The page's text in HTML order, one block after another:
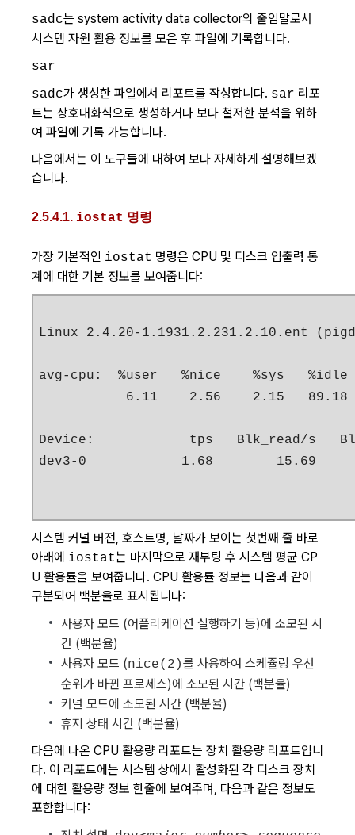
sadc는 system activity data collector의 줄임말로서
시스템 자원 활용 정보를 모은 후 파일에 기록합니다.
sar
sadc가 생성한 파일에서 리포트를 작성합니다. sar 리포
트는 상호대화식으로 생성하거나 보다 철저한 분석을 위하
여 파일에 기록 가능합니다.
다음에서는 이 도구들에 대하여 보다 자세하게 설명해보겠
습니다.
2.5.4.1. iostat 명령
가장 기본적인 iostat 명령은 CPU 및 디스크 입출력 통
계에 대한 기본 정보를 보여줍니다:
Linux 2.4.20-1.1931.2.231.2.10.ent
avg-cpu:  %user   %nice    %sys   %idle
           6.11    2.56    2.15   89.18
Device:            tps   Blk_read/s
dev3-0            1.68        15.69
시스템 커널 버전, 호스트명, 날짜가 보이는 첫번째 줄 바로
아래에 iostat는 마지막으로 재부팅 후 시스템 평균 CP
U 활용률을 보여줍니다. CPU 활용률 정보는 다음과 같이
구분되어 백분율로 표시됩니다:
사용자 모드 (어플리케이션 실행하기 등)에 소모된 시
간 (백분율)
사용자 모드 (nice(2)를 사용하여 스케쥴링 우선
순위가 바뀐 프로세스)에 소모된 시간 (백분율)
커널 모드에 소모된 시간 (백분율)
휴지 상태 시간 (백분율)
다음에 나온 CPU 활용량 리포트는 장치 활용량 리포트입니
다. 이 리포트에는 시스템 상에서 활성화된 각 디스크 장치
에 대한 활용량 정보 한줄에 보여주며, 다음과 같은 정보도
포함합니다: